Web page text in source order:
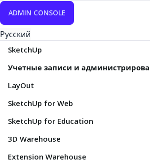
ADMIN CONSOLE
Русский
SketchUp
Учетные записи и
LayOut
SketchUp for Web
SketchUp for Education
3D Warehouse
Extension Warehouse